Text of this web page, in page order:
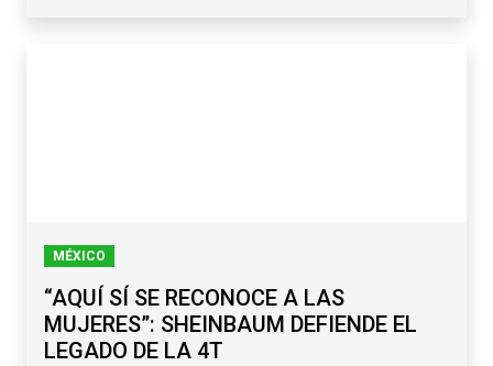
MÉXICO
“AQUÍ SÍ SE RECONOCE A LAS
MUJERES”: SHEINBAUM DEFIENDE EL
LEGADO DE LA 4T